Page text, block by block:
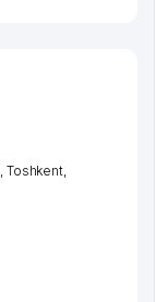
Toshkent